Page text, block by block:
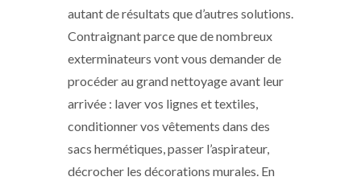
autant de résultats que d’autres solutions.
Contraignant parce que de nombreux
exterminateurs vont vous demander de
procéder au grand nettoyage avant leur
arrivée : laver vos lignes et textiles,
conditionner vos vêtements dans des
sacs hermétiques, passer l’aspirateur,
décrocher les décorations murales. En